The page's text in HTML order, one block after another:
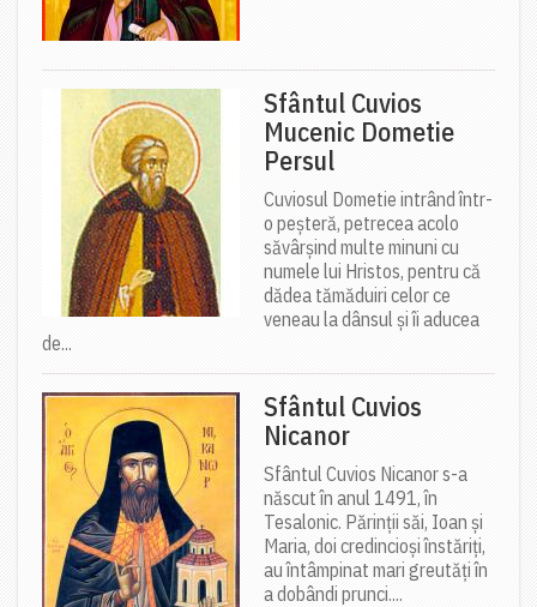
Sfântul Cuvios
Mucenic Dometie
Persul
Cuviosul Dometie intrând într-
o peșteră, petrecea acolo
săvârșind multe minuni cu
numele lui Hristos, pentru că
dădea tămăduiri celor ce
veneau la dânsul și îi aducea
de...
Sfântul Cuvios
Nicanor
Sfântul Cuvios Nicanor s-a
născut în anul 1491, în
Tesalonic. Părinții săi, Ioan și
Maria, doi credincioși înstăriți,
au întâmpinat mari greutăți în
a dobândi prunci....